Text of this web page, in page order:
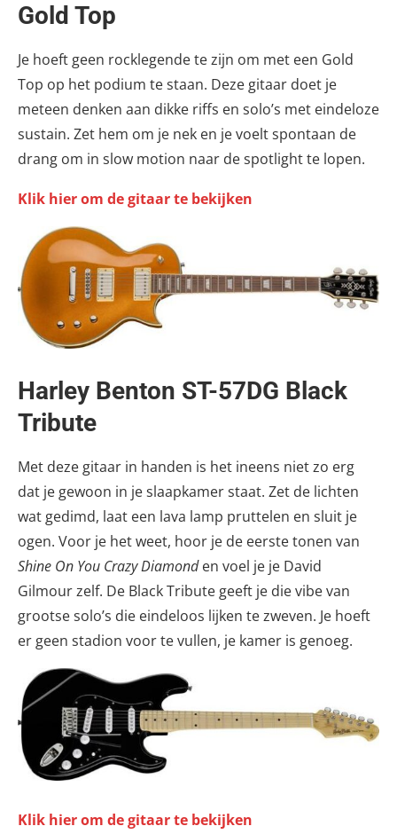
Gold Top
Je hoeft geen rocklegende te zijn om met een Gold
Top op het podium te staan. Deze gitaar doet je
meteen denken aan dikke riffs en solo’s met eindeloze
sustain. Zet hem om je nek en je voelt spontaan de
drang om in slow motion naar de spotlight te lopen.
Klik hier om de gitaar te bekijken
Harley Benton ST-57DG Black
Tribute
Met deze gitaar in handen is het ineens niet zo erg
dat je gewoon in je slaapkamer staat. Zet de lichten
wat gedimd, laat een lava lamp pruttelen en sluit je
ogen. Voor je het weet, hoor je de eerste tonen van
Shine On You Crazy Diamonden voel je je David
Gilmour zelf. De Black Tribute geeft je die vibe van
grootse solo’s die eindeloos lijken te zweven. Je hoeft
er geen stadion voor te vullen, je kamer is genoeg.
Klik hier om de gitaar te bekijken